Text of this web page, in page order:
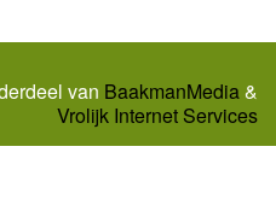
van BaakmanMedia&
Vrolijk Internet Services